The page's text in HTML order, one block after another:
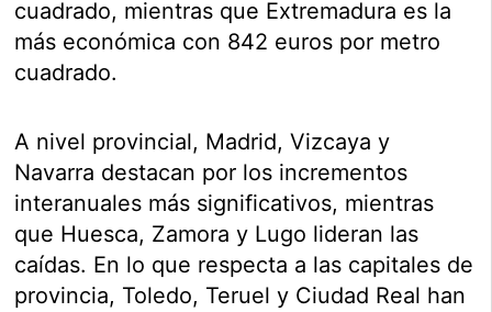
cuadrado, mientras que Extremadura es la
más económica con 842 euros por metro
cuadrado.
A nivel provincial, Madrid, Vizcaya y
Navarra destacan por los incrementos
interanuales más significativos, mientras
que Huesca, Zamora y Lugo lideran las
caídas. En lo que respecta a las capitales de
provincia, Toledo, Teruel y Ciudad Real han